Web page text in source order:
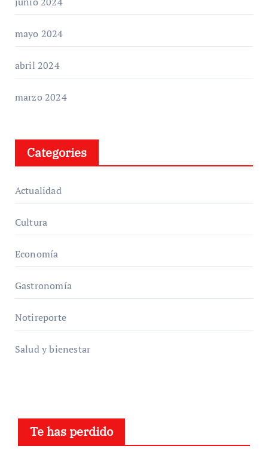
mayo 2024
abril 2024
marzo 2024
Categories
Actualidad
Cultura
Economía
Gastronomía
Notireporte
Salud y bienestar
Te has perdido